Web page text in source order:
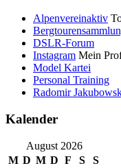
Alpenvereinaktiv
DSLR-Forum
Instagram Mein
Model Kartei
Personal Training
Radomir
Kalender
August 2026
M D M D F S
S